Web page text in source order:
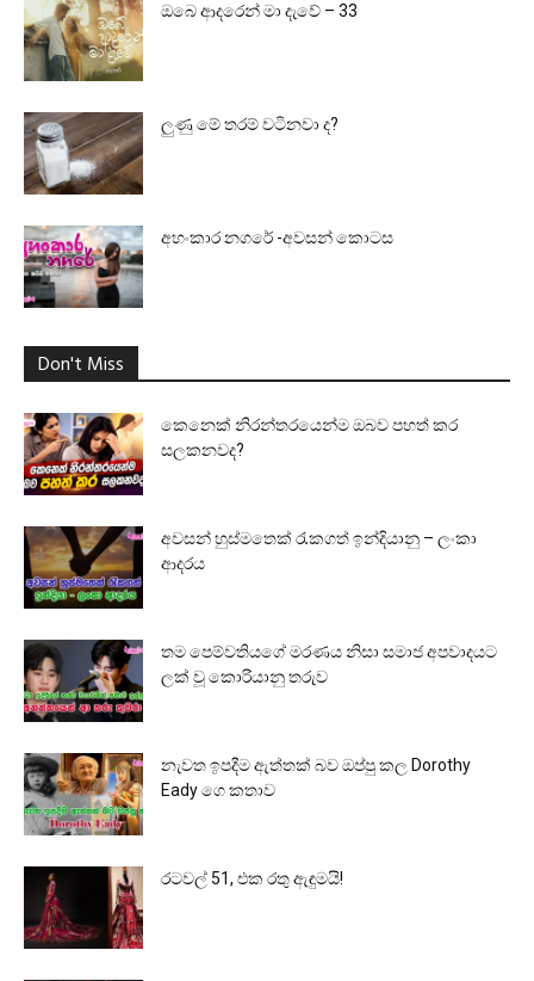
ඔබෙ ආදරෙන් මා දැවේ – 33
ලුණු මේ තරම් වටිනවා ද?
අහංකාර නගරේ -අවසන් කොටස
Don't Miss
කෙනෙක් නිරන්තරයෙන්ම ඔබව පහත් කර
සලකනවද?
අවසන් හුස්මතෙක් රැකගත් ඉන්දියානු – ලංකා
ආදරය
තම පෙම්වතියගේ මරණය නිසා සමාජ අපවාදයට
ලක් වූ කොරියානු තරුව
නැවත ඉපදීම ඇත්තක් බව ඔප්පු කල Dorothy
Eady ගෙ කතාව
රටවල් 51, එක රතු ඇඳුමයි!